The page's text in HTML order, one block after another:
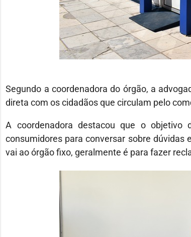
Segundo a coordenadora do órgão, a
direta com os cidadãos que circulam pelo
A coordenadora destacou que o objetivo
consumidores para conversar sobre dúvidas
vai ao órgão fixo, geralmente é para fazer